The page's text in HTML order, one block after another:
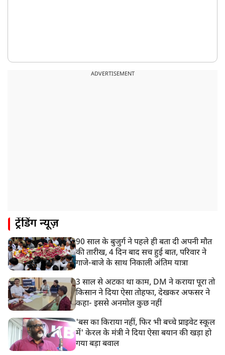
ADVERTISEMENT
ट्रेंडिंग न्यूज़
90 साल के बुजुर्ग ने पहले ही बता दी अपनी मौत
की तारीख, 4 दिन बाद सच हुई बात, परिवार ने
गाजे-बाजे के साथ निकाली अंतिम यात्रा
3 साल से अटका था काम, DM ने कराया पूरा तो
किसान ने दिया ऐसा तोहफा, देखकर अफसर ने
कहा- इससे अनमोल कुछ नहीं
'बस का किराया नहीं, फिर भी बच्चे प्राइवेट स्कूल
में' केरल के मंत्री ने दिया ऐसा बयान की खड़ा हो
गया बड़ा बवाल